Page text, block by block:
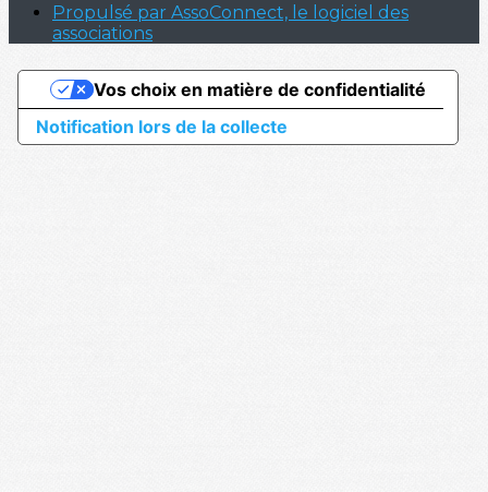
Propulsé par AssoConnect, le logiciel des
associations
Notification lors de la collecte
Vos choix en matière de confidentialité